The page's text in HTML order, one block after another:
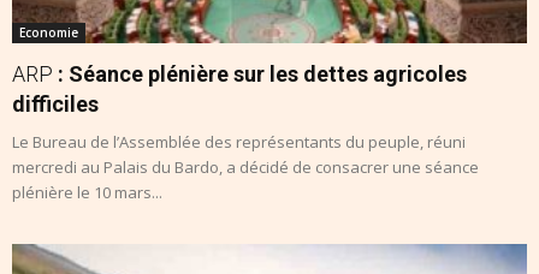
Economie
ARP : Séance plénière sur les dettes agricoles
difficiles
Le Bureau de l’Assemblée des représentants du peuple, réuni
mercredi au Palais du Bardo, a décidé de consacrer une séance
plénière le 10 mars...